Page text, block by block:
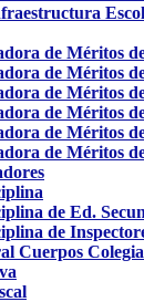
de Méritos
de Méritos
de Méritos
de Méritos
de Méritos
de Méritos
de Ed.
de
Cuerpos